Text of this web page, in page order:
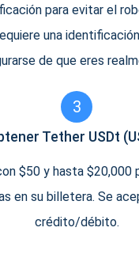
para evitar el
una
de que eres
3
Tether USDt
$50 y hasta $20,000
en su billetera. Se
crédito/débito.